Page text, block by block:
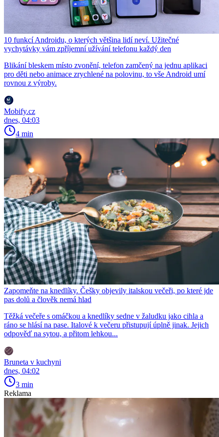
10 funkcí Androidu, o kterých většina lidí neví. Užitečné
vychytávky vám zpříjemní užívání telefonu každý den
Blikání bleskem místo zvonění, telefon zamčený na jednu aplikaci
pro děti nebo animace zrychlené na polovinu, to vše Android umí
rovnou z výroby.
Mobify.cz
dnes, 04:03
4 min
Zapomeňte na knedlíky. Češky objevily italskou večeři, po které jde
pas dolů a člověk nemá hlad
Těžká večeře s omáčkou a knedlíky sedne v žaludku jako cihla a
ráno se hlásí na pase. Italové k večeru přistupují úplně jinak. Jejich
odpověď na sytou, a přitom lehkou...
Bruneta v kuchyni
dnes, 04:02
3 min
Reklama